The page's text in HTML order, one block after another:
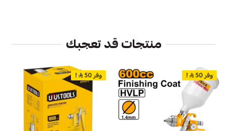
منتجات قد تعجبك
وفر 50 ! وفر 50 !